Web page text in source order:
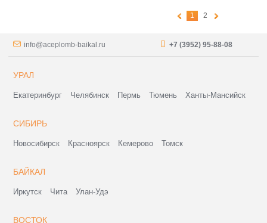
1 2
info@aceplomb-baikal.ru +7 (3952) 95-88-08
УРАЛ
Екатеринбург Челябинск Пермь Тюмень Ханты-Мансийск
СИБИРЬ
Новосибирск Красноярск Кемерово Томск
БАЙКАЛ
Иркутск Чита Улан-Удэ
ВОСТОК